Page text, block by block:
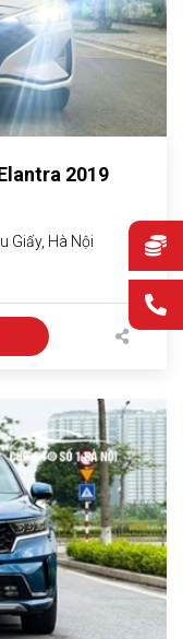
2019
Giấy, Hà Nội